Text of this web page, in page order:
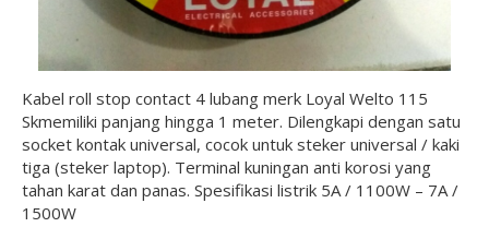
Kabel roll stop contact 4 lubang merk Loyal Welto 115
Skmemiliki panjang hingga 1 meter. Dilengkapi dengan satu
socket kontak universal, cocok untuk steker universal / kaki
tiga (steker laptop). Terminal kuningan anti korosi yang
tahan karat dan panas. Spesifikasi listrik 5A / 1100W – 7A /
1500W